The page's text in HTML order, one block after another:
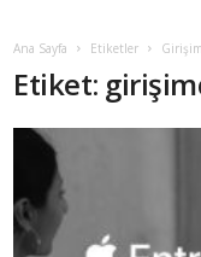
Ana Sayfa Etiketler
Etiket: